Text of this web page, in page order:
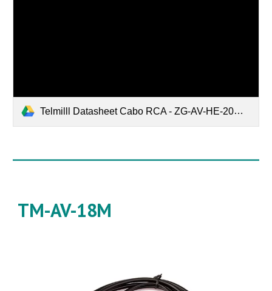
Telmilll Datasheet Cabo RCA - ZG-AV-HE-20M.pdf
TM-AV-18M